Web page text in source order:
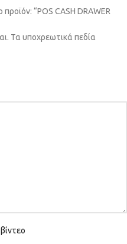
“POS CASH DRAWER
Τα υποχρεωτικά πεδία